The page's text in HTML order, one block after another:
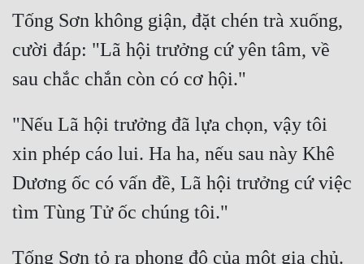
Tống Sơn không giận, đặt chén trà xuống,
cười đáp: "Lã hội trưởng cứ yên tâm, về
"Nếu Lã hội trưởng đã lựa chọn, vậy tôi
xin phép cáo lui. Ha ha, nếu sau này Khê
Dương ốc có vấn đề, Lã hội trưởng cứ việc
Tống Sơn tỏ ra phong độ của một gia chủ.